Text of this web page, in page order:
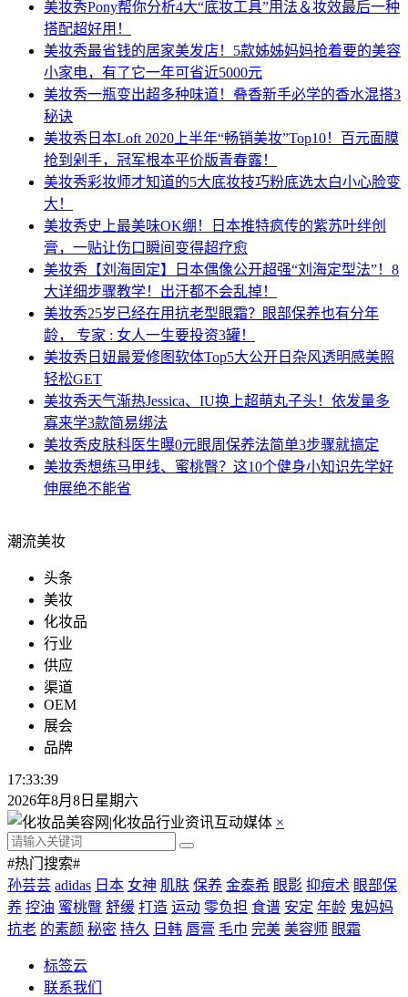
美妆秀Pony帮你分析4大“底妆工具”用法＆妆效最后一种
搭配超好用！
美妆秀最省钱的居家美发店！5款姊姊妈妈抢着要的美容
小家电，有了它一年可省近5000元
美妆秀一瓶变出超多种味道！叠香新手必学的香水混搭3
秘诀
美妆秀 日本Loft 2020上半年“畅销美妆”Top10！百元面膜
抢到剁手，冠军根本平价版青春露！
美妆秀彩妆师才知道的5大底妆技巧粉底选太白小心脸变
大！
美妆秀史上最美味OK绷！日本推特疯传的紫苏叶绊创
膏，一贴让伤口瞬间变得超疗愈
美妆秀 【刘海固定】日本偶像公开超强“刘海定型法”！8
大详细步骤教学！出汗都不会乱掉！
美妆秀25岁已经在用抗老型眼霜？眼部保养也有分年
龄， 专家 : 女人一生要投资3罐！
美妆秀 日妞最爱修图软体Top5大公开日杂风透明感美照
轻松GET
美妆秀天气渐热Jessica、IU换上超萌丸子头！依发量多
寡来学3款简易绑法
美妆秀皮肤科医生曝0元眼周保养法简单3步骤就搞定
美妆秀想练马甲线、蜜桃臀？这10个健身小知识先学好
伸展绝不能省
潮流美妆
头条
美妆
化妆品
行业
供应
渠道
OEM
展会
品牌
17:33:40
2026年8月8日星期六
×
#热门搜索#
孙芸芸 adidas 日本 女神 肌肤 保养 金泰希 眼影 抑痘术 眼部保
养 控油 蜜桃臀 舒缓 打造 运动 零负担 食谱 安定 年龄 鬼妈妈
抗老 的素颜 秘密 持久 日韩 唇膏 毛巾 完美 美容师 眼霜
标签云
联系我们